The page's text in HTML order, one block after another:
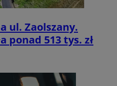
ul. Zaolszany.
ponad 513 tys. zł